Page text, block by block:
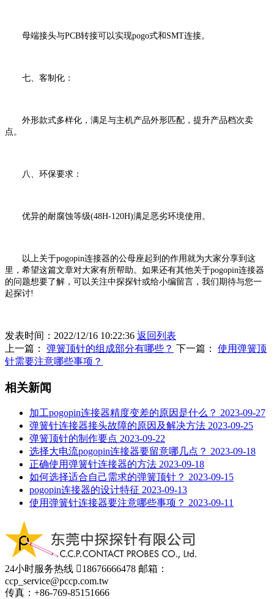
母端接头与PCB转接可以实现pogo式和SMT连接。
七、客制化：
外形款式多样化，满足与主机产品外形匹配，提升产品档次卖
点。
八、环保要求：
优异的耐腐蚀等级(48H-120H)满足恶劣环境使用。
以上关于pogopin连接器的公母座起到的作用就为大家分享到这
里，希望这篇文章对大家有所帮助。如果还有其他关于pogopin连接器
的问题想要了解，可以关注中探探针或给小编留言，我们期待与您一
起探讨!
发表时间：2022/12/16 10:22:36 返回列表
上一篇： 弹簧顶针的组成部分有哪些？ 下一篇： 使用弹簧顶
针需要注意哪些事项？
相关新闻
加工pogopin连接器精度变差的原因是什么？ 2023-09-27
弹簧针连接器接头故障的原因及解决方法 2023-09-25
弹簧顶针的制作要点 2023-09-22
选择大电流pogopin连接器要留意哪几点？ 2023-09-18
正确使用弹簧针连接器的方法 2023-09-18
如何选择适合自己需求的弹簧顶针？ 2023-09-15
pogopin连接器的设计特征 2023-09-13
使用弹簧针连接器要注意哪些事项？ 2023-09-11
24小时服务热线 18676666478 邮箱：
ccp_service@pccp.com.tw
传真：+86-769-85151666